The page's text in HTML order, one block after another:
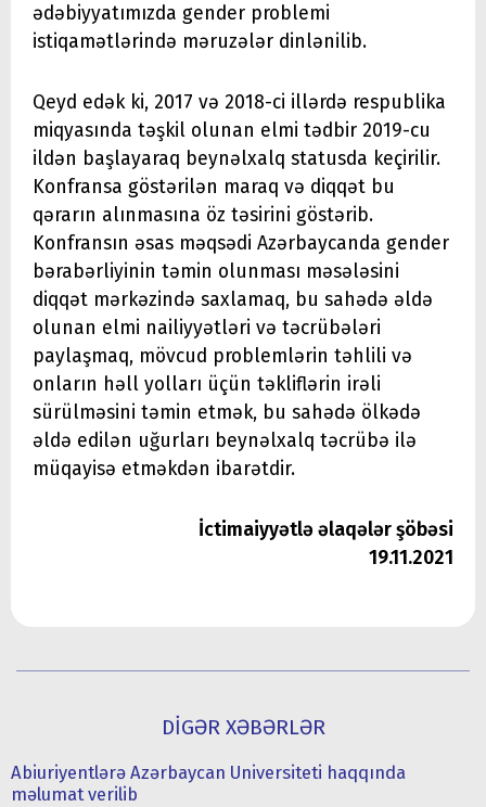
ədəbiyyatımızda gender problemi
istiqamətlərində məruzələr dinlənilib.
Qeyd edək ki, 2017 və 2018-ci illərdə respublika
miqyasında təşkil olunan elmi tədbir 2019-cu
ildən başlayaraq beynəlxalq statusda keçirilir.
Konfransa göstərilən maraq və diqqət bu
qərarın alınmasına öz təsirini göstərib.
Konfransın əsas məqsədi Azərbaycanda gender
bərabərliyinin təmin olunması məsələsini
diqqət mərkəzində saxlamaq, bu sahədə əldə
olunan elmi nailiyyətləri və təcrübələri
paylaşmaq, mövcud problemlərin təhlili və
onların həll yolları üçün təkliflərin irəli
sürülməsini təmin etmək, bu sahədə ölkədə
əldə edilən uğurları beynəlxalq təcrübə ilə
müqayisə etməkdən ibarətdir.
İctimaiyyətlə əlaqələr şöbəsi
19.11.2021
DİGƏR XƏBƏRLƏR
Abiuriyentlərə Azərbaycan Universiteti haqqında
məlumat verilib